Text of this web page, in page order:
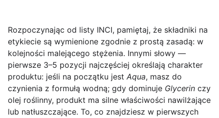
Rozpoczynając od listy INCI, pamiętaj, że składniki na
etykiecie są wymienione zgodnie z prostą zasadą: w
kolejności malejącego stężenia. Innymi słowy —
pierwsze 3–5 pozycji najczęściej określają charakter
produktu: jeśli na początku jest Aqua, masz do
czynienia z formułą wodną; gdy dominuje Glycerin czy
olej roślinny, produkt ma silne właściwości nawilżające
lub natłuszczające. To, co znajdziesz w pierwszych